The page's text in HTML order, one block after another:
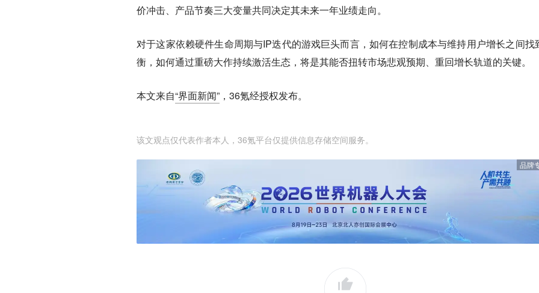
价冲击、产品节奏三大变量共同决定其未来一年业绩走向。
对于这家依赖硬件生命周期与IP迭代的游戏巨头而言，如何在控制成本与维持用户增长之间找
衡，如何通过重磅大作持续激活生态，将是其能否扭转市场悲观预期、重回增长轨道的关键。
本文来自“界面新闻” ，36氪经授权发布。
该文观点仅代表作者本人，36氪平台仅提供信息存储空间服务。
品牌